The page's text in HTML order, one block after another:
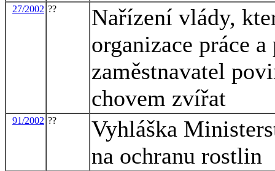
27/2002 ??
Nařízení vlády,
organizace práce
zaměstnavatel
chovem zvířat
91/2002 ??
Vyhláška
na ochranu rostlin